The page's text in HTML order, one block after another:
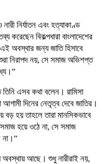
নির্যাতন এবং হত্যাকাণ্ড
বিকল্পধারা বাংলাদেশের
অবস্থার জন্য জাতি হিসাবে
নিরাপদ নয়, সে সমাজ অভিশপ্ত
এসব কথা বলেন। রামিসা
আগামী দিনের নেতৃত্ব দেবে জাতির।
বড় হয় তাহলে তারা মানসিকভাবে
হয়ে ওঠে না, সে সমাজ
না।”
অবস্থায় আছে। শুধু নারীরাই নয়,